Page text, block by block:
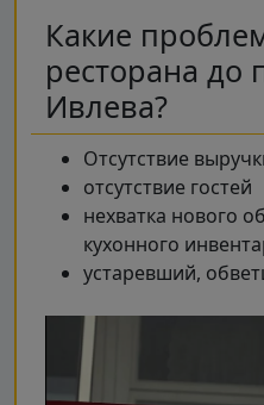
Какие
ресторана до
Ивлева?
Отсутствие
отсутствие гостей
нехватка нового
кухонного
устаревший,